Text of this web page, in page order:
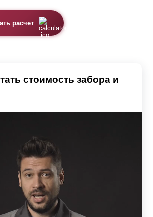
расчет
стоимость забора и